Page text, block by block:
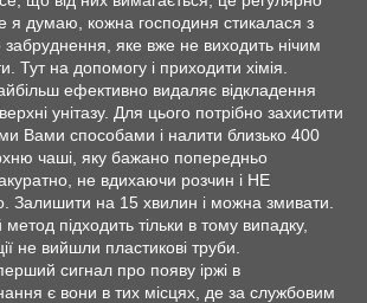
я думаю, кожна господиня стикалася з
яке вже не виходить нічим
Тут на допомогу і приходити хімія.
ефективно видаляє відкладення
унітазу. Для цього потрібно захистити
Вами способами і налити близько 400
чаші, яку бажано попередньо
не вдихаючи розчин і НЕ
Залишити на 15 хвилин і можна змивати.
підходить тільки в тому випадку,
не вийшли пластикові труби.
сигнал про появу іржі в
є вони в тих місцях, де за службовим